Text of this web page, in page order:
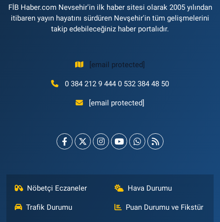
FİB Haber.com Nevsehir'in ilk haber sitesi olarak 2005 yılından
itibaren yayın hayatını sürdüren Nevşehir'in tüm gelişmelerini
takip edebileceğiniz haber portalıdır.
[email protected]
0 384 212 9 444 0 532 384 48 50
[email protected]
Nöbetçi Eczaneler Hava Durumu
Trafik Durumu Puan Durumu ve Fikstür